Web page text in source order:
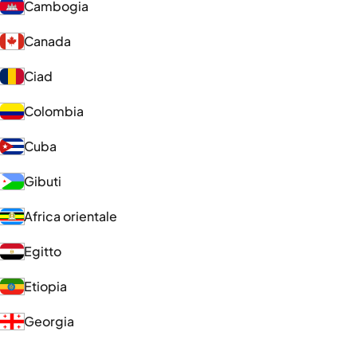
Cambogia
Canada
Ciad
Colombia
Cuba
Gibuti
Africa orientale
Egitto
Etiopia
Georgia